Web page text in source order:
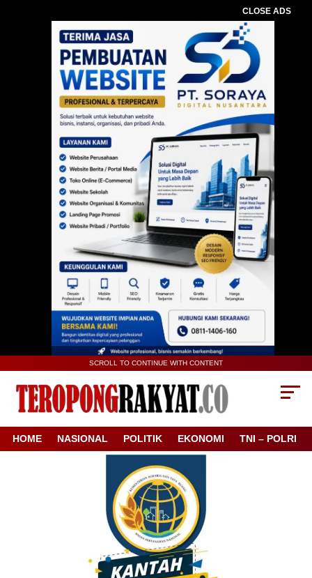
CLOSE ADS
SCROLL TO CONTINUE WITH CONTENT
HOME NASIONAL POLITIK EKONOMI TNI – POLRI